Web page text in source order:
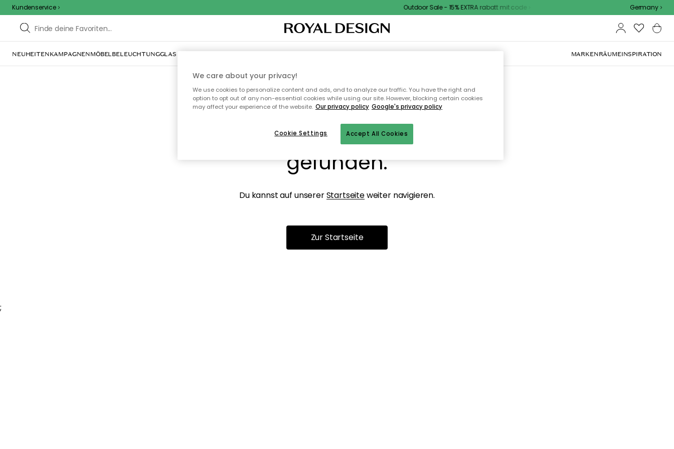
Kundenservice Outdoor Sale - 15% EXTRA rabatt mit code Germany
NEUHEITENKAMPAGNENMÖBELBELEUCHTUNGGLAS & GESCHIRRINNENEINRICHTUNGTEXTILIEN & TEPPICHEKÜCHEAUFBEWAHRUNGOUTDOOR-MÖBEL MARKENRÄUMEINSPIRATION
Ooops, die Seite wurde nicht
gefunden.
Du kannst auf unsererStartseiteweiter navigieren.
Zur Startseite
;
We care about your privacy!
We use cookies to personalize content and ads, and to analyze our traffic. You have the right and
option to opt out of any non-essential cookies while using our site. However, blocking certain cookies
may affect your experience of the website. Our privacy policy Google's privacy policy
Accept All Cookies
Cookie Settings